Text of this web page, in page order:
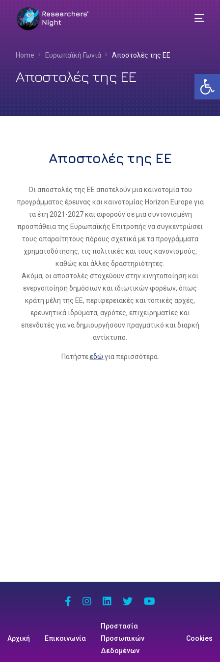
Home Ευρωπαϊκή Γωνιά Αποστολές της ΕΕ
Αποστολές της ΕΕ
Αποστολές της ΕΕ​
Οι αποστολές της ΕΕ αποτελούν μια καινοτομία του
προγράμματος έρευνας και καινοτομίας Horizon Europe για
τα έτη 2021-2027 και αφορούν σε μια συντονισμένη
προσπάθεια της Ευρωπαϊκής Επιτροπής να συγκεντρώσει
τους απαραίτητους πόρους σχετικά με τα προγράμματα
χρηματοδότησης, τις πολιτικές και τους κανονισμούς,
καθώς και άλλες δραστηριότητες.
Ακόμα, οι αποστολές στοχεύουν στην κινητοποίηση και
ενεργοποίηση δημόσιων και ιδιωτικών φορέων, όπως
κράτη μέλη της ΕΕ, περιφερειακές και τοπικές αρχές,
ερευνητικά ιδρύματα, αγρότες, επιχειρηματίες και
επενδυτές για να δημιουργήσουν πραγματικό και διαρκή
αντίκτυπο.
Πατήστεεδώ για περισσότερα.
Αρχική Επικοινωνία
Προστασία
Προσωπικών
Δεδομένων
Cookies
Ελληνικά